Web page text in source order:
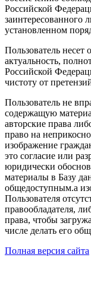
Российской
заинтересованного
установленном
Пользователь несет
актуальность,
Российской
чистоту от
Пользователь не
содержащую
авторские права
право на
изображение
это согласие или
юридически
материалы в Базу
общедоступным.а
Пользователя
правообладателя,
права, чтобы
числе делать его
Полная версия сайта